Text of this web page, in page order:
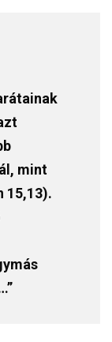
mint
15,13).